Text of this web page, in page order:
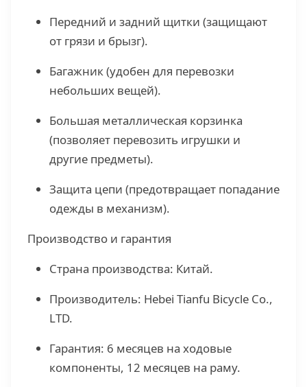
Передний и задний щитки (защищают
от грязи и брызг).
Багажник (удобен для перевозки
небольших вещей).
Большая металлическая корзинка
(позволяет перевозить игрушки и
другие предметы).
Защита цепи (предотвращает попадание
одежды в механизм).
Производство и гарантия
Страна производства: Китай.
Производитель: Hebei Tianfu Bicycle Co.,
LTD.
Гарантия: 6 месяцев на ходовые
компоненты, 12 месяцев на раму.